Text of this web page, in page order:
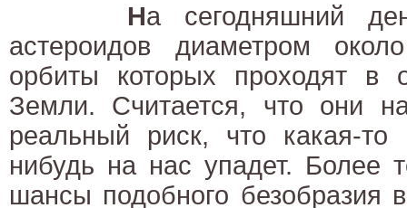
На сегодняшний
астероидов диаметром
орбиты которых проходят в
Земли. Считается, что они
реальный риск, что какая-
нибудь на нас упадет. Более
шансы подобного безобразия